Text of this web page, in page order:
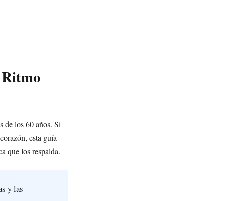
de los 60 años. Si
esta guía
que los respalda.
y las